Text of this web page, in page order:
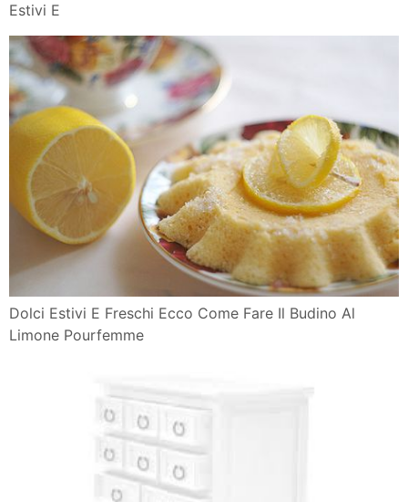
Estivi E
Dolci Estivi E Freschi Ecco Come Fare Il Budino Al
Limone Pourfemme